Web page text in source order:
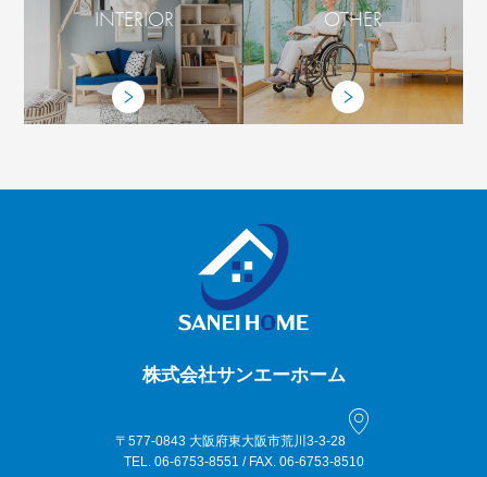
INTERIOR OTHER
株式会社サンエーホーム
〒577-0843 大阪府東大阪市荒川3-3-28
TEL. 06-6753-8551 / FAX. 06-6753-8510